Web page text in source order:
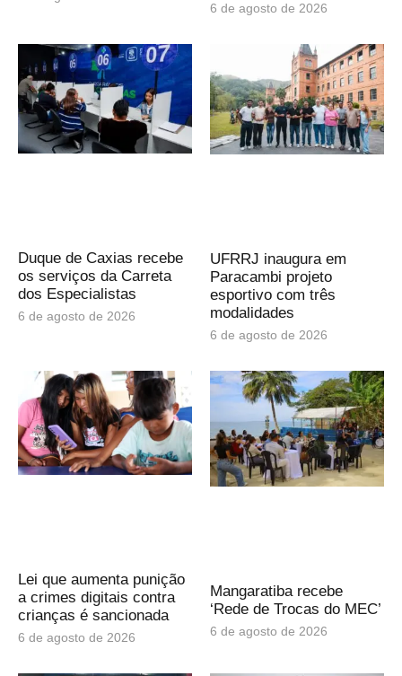
6 de agosto de 2026
Duque de Caxias recebe
os serviços da Carreta
dos Especialistas
6 de agosto de 2026
UFRRJ inaugura em
Paracambi projeto
esportivo com três
modalidades
6 de agosto de 2026
Lei que aumenta punição
a crimes digitais contra
crianças é sancionada
6 de agosto de 2026
Mangaratiba recebe
‘Rede de Trocas do MEC’
6 de agosto de 2026